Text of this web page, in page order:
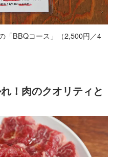
「BBQコース」（2,500円／4
！肉のクオリティと